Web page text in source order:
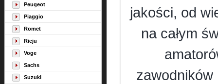
Peugeot
Piaggio
Romet
Rieju
Voge
Sachs
Suzuki
jakości, od
na całym
zawodników